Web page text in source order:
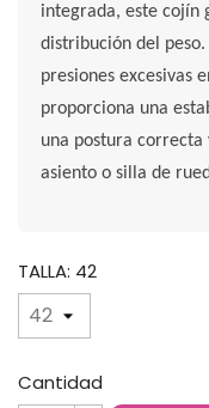
integrada, este cojín
distribución del
presiones excesivas
proporciona una
una postura
asiento o silla de
TALLA: 42
Cantidad